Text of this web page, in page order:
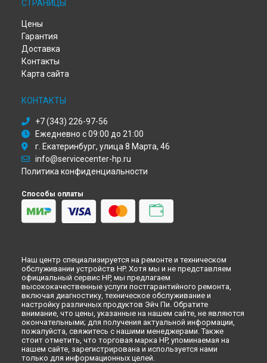
Ремонт МФУ OfficeJet Pro 8023 HP в
Ремонт МФУ OfficeJet Pro 8023 HP в
Ремонт МФУ OfficeJet Pro 8023 HP в
Ремонт МФУ OfficeJet Pro 8023 HP в
СТРАНИЦЫ
Цены
Гарантия
Доставка
Контакты
Карта сайта
КОНТАКТЫ
+7 (343) 226-97-56
Ежедневно с 09:00 до 21:00
г. Екатеринбург, улица 8 Марта, 46
info@servicecenter-hp.ru
Политика конфиденциальности
Способы оплаты
Наш центр специализируется на ремонте и техническом
обслуживании устройств HP. Хотя мы и не представляем
официальный сервис HP, мы предлагаем
высококачественные услуги постгарантийного ремонта,
включая диагностику, техническое обслуживание и
настройку различных продуктов Эйч Пи. Обратите
внимание, что цены, указанные на нашем сайте, не являются
окончательными; для получения актуальной информации,
пожалуйста, свяжитесь с нашими менеджерами. Также
стоит отметить, что торговая марка HP, упоминаемая на
нашем сайте, зарегистрирована и используется нами
только для информационных целей.